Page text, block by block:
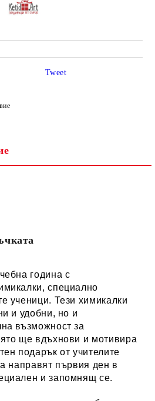
Tweet
година с
специално
ученици. Тези химикалки
и удобни, но и
възможност за
ще вдъхнови и мотивира
подарък от учителите
направят първия ден в
и запомнящ се.